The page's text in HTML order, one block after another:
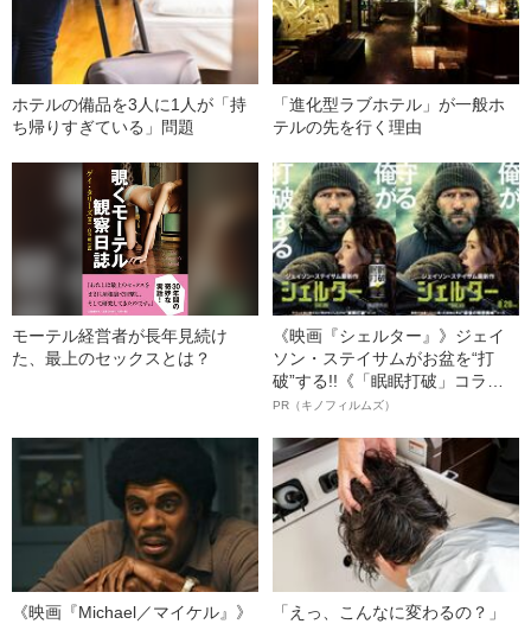
ホテルの備品を3人に1人が「持
ち帰りすぎている」問題
「進化型ラブホテル」が一般ホ
テルの先を行く理由
モーテル経営者が長年見続け
た、最上のセックスとは？
《映画『シェルター』》ジェイ
ソン・ステイサムがお盆を“打
破”する!!《「眠眠打破」コラ
ボ》
PR（キノフィルムズ）
《映画『Michael／マイケル』》
「えっ、こんなに変わるの？」